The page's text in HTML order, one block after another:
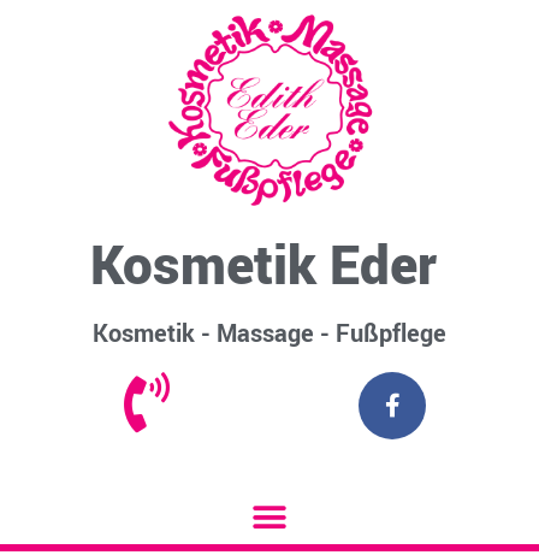
Kosmetik Eder
Kosmetik - Massage - Fußpflege